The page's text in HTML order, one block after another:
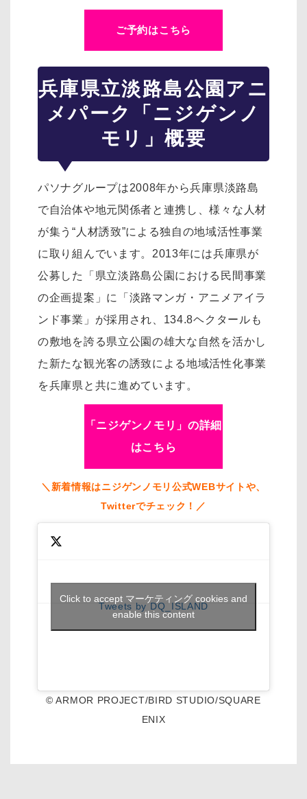
ご予約はこちら
兵庫県立淡路島公園アニ
メパーク「ニジゲンノ
モリ」概要
パソナグループは2008年から兵庫県淡路島
で自治体や地元関係者と連携し、様々な人材
が集う“人材誘致”による独自の地域活性事業
に取り組んでいます。2013年には兵庫県が
公募した「県立淡路島公園における民間事業
の企画提案」に「淡路マンガ・アニメアイラ
ンド事業」が採用され、134.8ヘクタールも
の敷地を誇る県立公園の雄大な自然を活かし
た新たな観光客の誘致による地域活性化事業
を兵庫県と共に進めています。
「ニジゲンノモリ」の詳細
はこちら
＼新着情報はニジゲンノモリ公式WEBサイトや、
Twitterでチェック！／
Tweets by DQ_ISLAND
Click to accept マーケティング cookies and
enable this content
© ARMOR PROJECT/BIRD STUDIO/SQUARE
ENIX